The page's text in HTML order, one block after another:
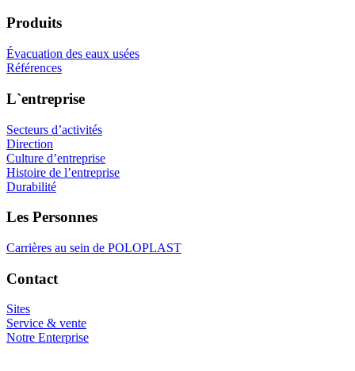
Produits
Évacuation des eaux usées
Références
L`entreprise
Secteurs d’activités
Direction
Culture d’entreprise
Histoire de l’entreprise
Durabilité
Les Personnes
Carrières au sein de POLOPLAST
Contact
Sites
Service & vente
Notre Enterprise